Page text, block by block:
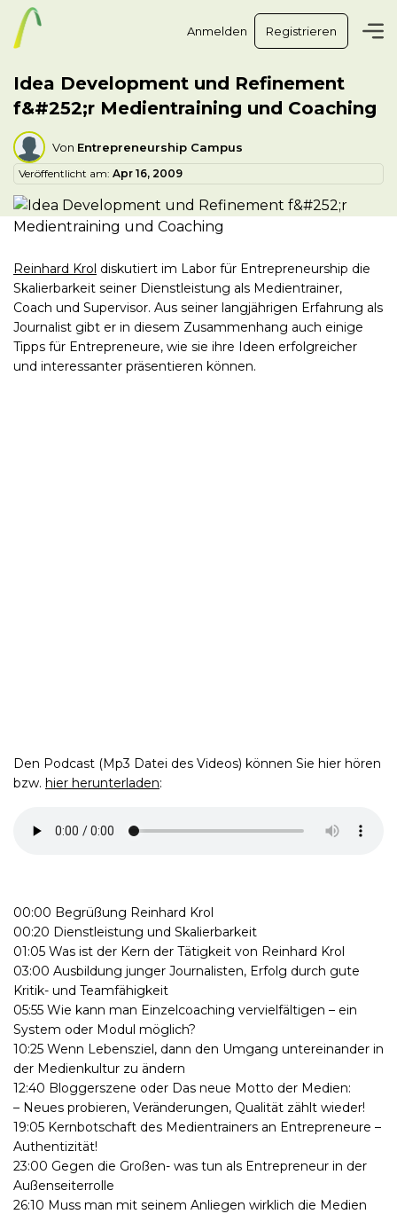
Anmelden Registrieren
Idea Development und Refinement
f&#252;r Medientraining und Coaching
Veröffentlicht am: Apr 16, 2009
Von Entrepreneurship Campus
Reinhard Krol diskutiert im Labor für Entrepreneurship die
Skalierbarkeit seiner Dienstleistung als Medientrainer,
Coach und Supervisor. Aus seiner langjährigen Erfahrung als
Journalist gibt er in diesem Zusammenhang auch einige
Tipps für Entrepreneure, wie sie ihre Ideen erfolgreicher
und interessanter präsentieren können.
Den Podcast (Mp3 Datei des Videos) können Sie hier hören
bzw. hier herunterladen:
00:00 Begrüßung Reinhard Krol
00:20 Dienstleistung und Skalierbarkeit
01:05 Was ist der Kern der Tätigkeit von Reinhard Krol
03:00 Ausbildung junger Journalisten, Erfolg durch gute
Kritik- und Teamfähigkeit
05:55 Wie kann man Einzelcoaching vervielfältigen – ein
System oder Modul möglich?
10:25 Wenn Lebensziel, dann den Umgang untereinander in
der Medienkultur zu ändern
12:40 Bloggerszene oder Das neue Motto der Medien:
– Neues probieren, Veränderungen, Qualität zählt wieder!
19:05 Kernbotschaft des Medientrainers an Entrepreneure –
Authentizität!
23:00 Gegen die Großen- was tun als Entrepreneur in der
Außenseiterrolle
26:10 Muss man mit seinem Anliegen wirklich die Medien